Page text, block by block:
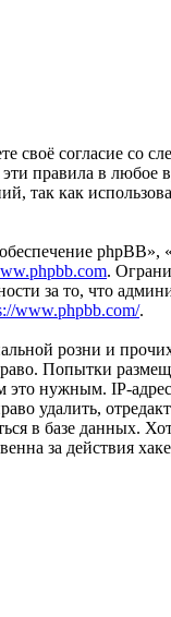
своё согласие со
правила в любое
так как
phpBB»,
.
за то, что
www.phpbb.com/.
розни и
Попытки
это нужным. IP-
удалить,
в базе данных.
за действия